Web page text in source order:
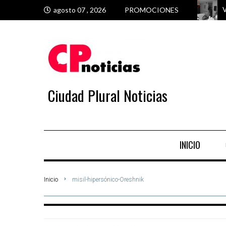
agosto 07 , 2026 PROMOCIONES
Ciudad Plural Noticias
INICIO
Inicio misil-hipersónico-Oreshnik